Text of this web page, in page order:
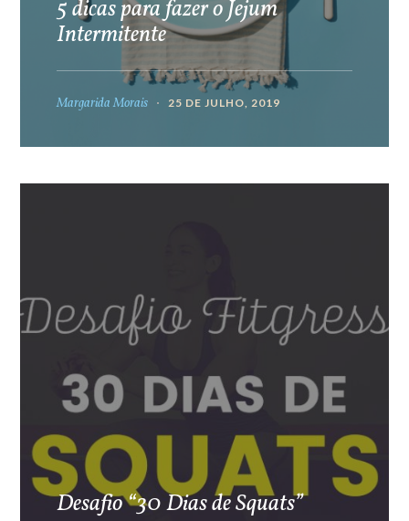
5 dicas para fazer o Jejum
Intermitente
Margarida Morais 25 DE JULHO, 2019
Desafio “30 Dias de Squats”